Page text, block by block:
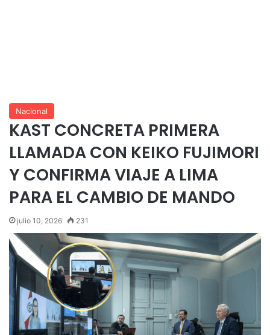
Nacional
KAST CONCRETA PRIMERA
LLAMADA CON KEIKO FUJIMORI
Y CONFIRMA VIAJE A LIMA
PARA EL CAMBIO DE MANDO
julio 10, 2026 231